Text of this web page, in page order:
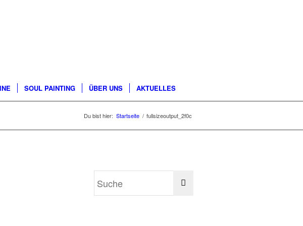
SOUL PAINTING ÜBER UNS AKTUELLES
Du bist hier: Startseite / fullsizeoutput_2f0c